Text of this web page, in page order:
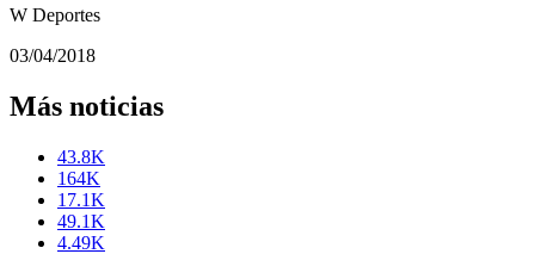
W Deportes
03/04/2018
Más noticias
43.8K
164K
17.1K
49.1K
4.49K